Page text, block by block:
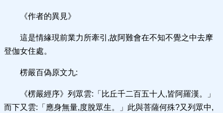
《作者的異見》
這是情緣現前業力所牽引,故阿難會在不知不覺之中去摩
登伽女住處。
楞嚴百偽原文九:
《楞嚴經序》列眾雲:「比丘千二百五十人,皆阿羅漢。」
而下又雲:「應身無量,度脫眾生。」此與菩薩何殊?又列眾中,